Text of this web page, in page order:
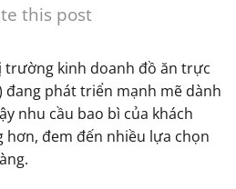
this post
trường kinh doanh đồ ăn trực
đang phát triển mạnh mẽ dành
nhu cầu bao bì của khách
hơn, đem đến nhiều lựa chọn